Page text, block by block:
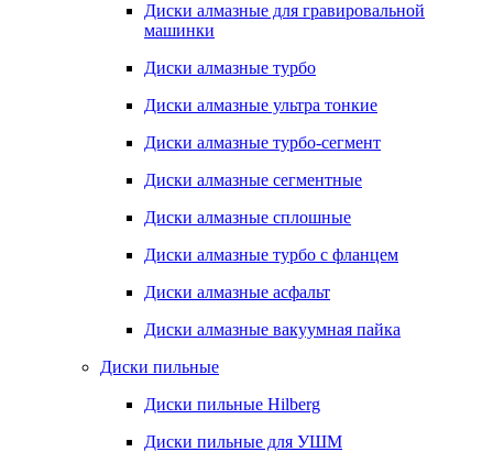
Диски алмазные для гравировальной
машинки
Диски алмазные турбо
Диски алмазные ультра тонкие
Диски алмазные турбо-сегмент
Диски алмазные сегментные
Диски алмазные сплошные
Диски алмазные турбо с фланцем
Диски алмазные асфальт
Диски алмазные вакуумная пайка
Диски пильные
Диски пильные Hilberg
Диски пильные для УШМ